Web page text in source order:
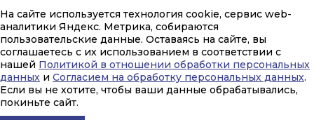
На сайте используется технология cookie, сервис web-
аналитики Яндекс. Метрика, собираются
пользовательские данные. Оставаясь на сайте, вы
соглашаетесь с их использованием в соответствии с
нашей Политикой в отношении обработки персональных
данных и Согласием на обработку персональных данных.
Если вы не хотите, чтобы ваши данные обрабатывались,
покиньте сайт.
Инверторы
Источники бесперебойного питания
Тяговые аккумуляторы FAAM
Помощь
Оплата и гарантия
Доставка
mail@amperpeterburg.ru